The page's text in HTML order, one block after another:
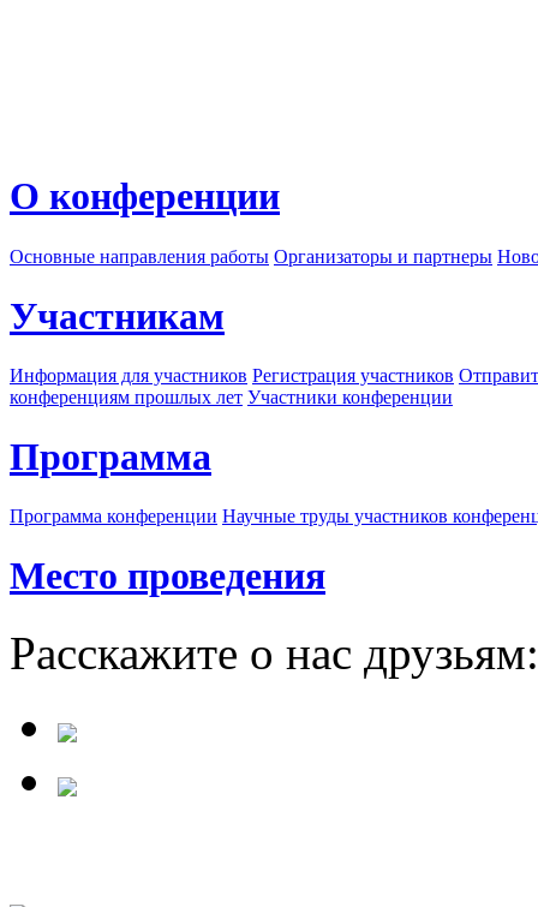
О конференции
Основные направления работы Организаторы и партнеры
Участникам
Информация для участников Регистрация участников
конференциям прошлых лет Участники конференции
Программа
Программа конференции Научные труды участников
Место проведения
Расскажите о нас друзьям: